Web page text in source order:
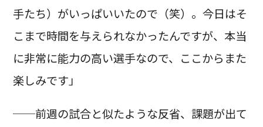
手たち）がいっぱいいたので（笑）。今日はそ
こまで時間を与えられなかったんですが、本当
に非常に能力の高い選手なので、ここからまた
楽しみです」
──前週の試合と似たような反省、課題が出て